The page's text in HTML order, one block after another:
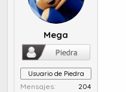
Mega
Usuario de Piedra
Mensajes
204